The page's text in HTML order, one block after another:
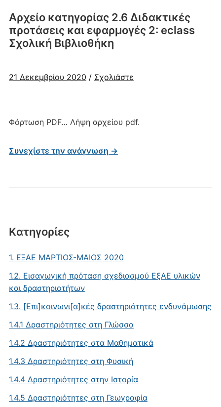
Αρχείο κατηγορίας 2.6 Διδακτικές
προτάσεις και εφαρμογές 2: eclass
Σχολική Βιβλιοθήκη
Kατηγορίες
1. ΕΞΑΕ MΑΡΤΙΟΣ-ΜΑΙΟΣ 2020
1.2. Εισαγωγική πρόταση σχεδιασμού ΕξΑΕ υλικών
και δραστηριοτήτων
1.3. [Επι]κοινωνι[α]κές δραστηριότητες ενδυνάμωσης
1.4.1 Δραστηριότητες στη Γλώσσα
1.4.2 Δραστηριότητες στα Μαθηματικά
1.4.3 Δραστηριότητες στη Φυσική
1.4.4 Δραστηριότητες στην Ιστορία
1.4.5 Δραστηριότητες στη Γεωγραφία
21 Δεκεμβρίου 2020 / Σχολιάστε
Φόρτωση PDF… Λήψη αρχείου pdf.
Συνεχίστε την ανάγνωση →